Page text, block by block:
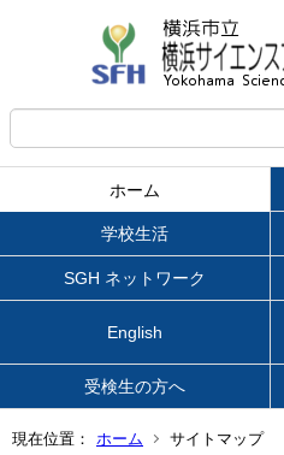
ホーム
学校生活
SGH ネットワーク
English
受検生の方へ
現在位置： ホーム サイトマップ